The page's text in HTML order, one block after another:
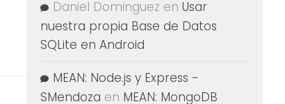
Daniel Dominguez en Usar
nuestra propia Base de Datos
SQLite en Android
MEAN: Node.js y Express -
SMendoza en MEAN: MongoDB